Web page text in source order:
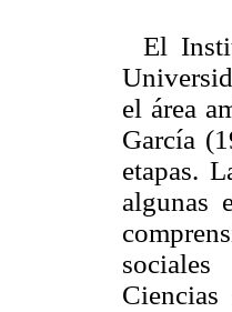
El
el área
García
etapas.
algunas